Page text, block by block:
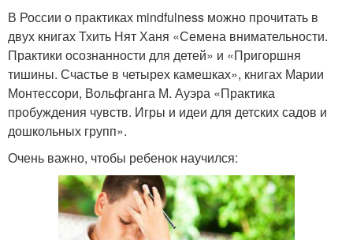
В России о практиках mindfulness можно прочитать в
двух книгах Тхить Нят Ханя «Семена внимательности.
Практики осознанности для детей» и «Пригоршня
тишины. Счастье в четырех камешках», книгах Марии
Монтессори, Вольфганга М. Ауэра «Практика
пробуждения чувств. Игры и идеи для детских садов и
дошкольных групп».
Очень важно, чтобы ребенок научился: